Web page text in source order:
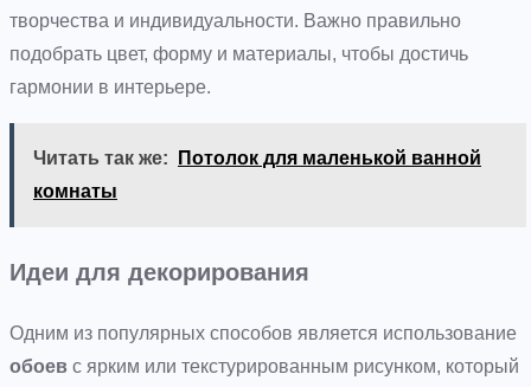
творчества и индивидуальности. Важно правильно
подобрать цвет, форму и материалы, чтобы достичь
гармонии в интерьере.
Читать так же:
Потолок для маленькой ванной
комнаты
Идеи для декорирования
Одним из популярных способов является использование
обоев с ярким или текстурированным рисунком, который